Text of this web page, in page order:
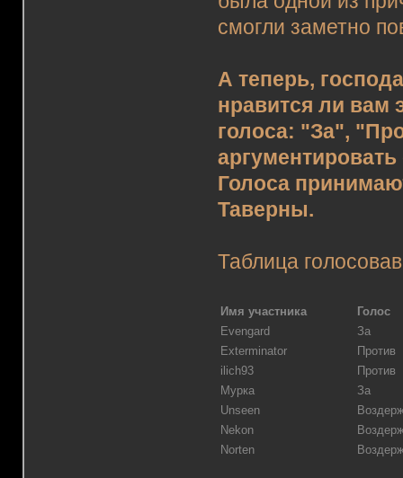
смогли заметно
А теперь,
нравится ли вам
голоса: "За",
Голоса
Таверны.
Таблица
Имя участника
Голос
Evengard
За
Exterminator
Против
ilich93
Против
Мурка
За
Unseen
Nekon
Norten